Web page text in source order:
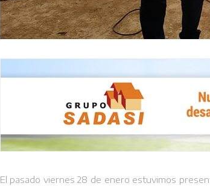
El pasado viernes 28 de enero estuvimos